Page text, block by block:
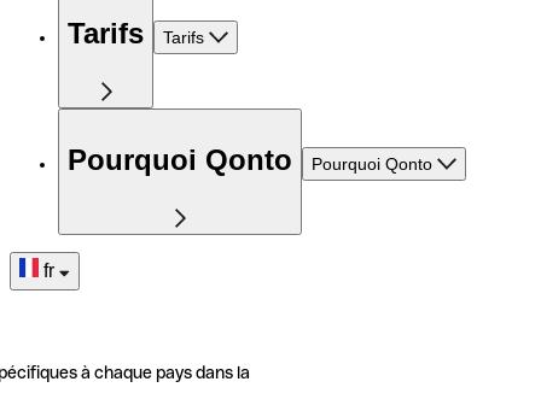
Tarifs Tarifs
Pourquoi Qonto Pourquoi Qonto
fr
à chaque pays dans la